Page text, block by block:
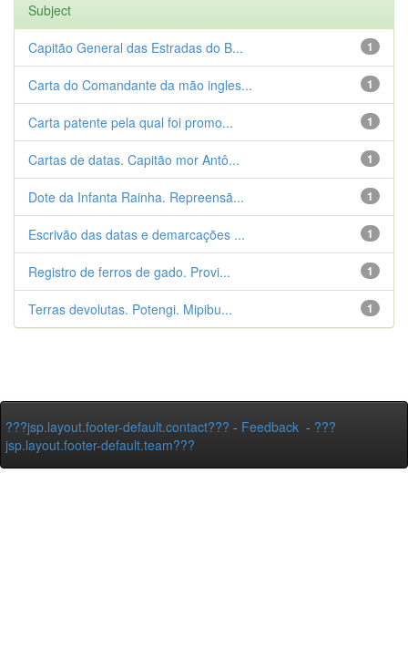
Subject
1
Capitão General das Estradas do B...
1
Carta do Comandante da mão ingles...
1
Carta patente pela qual foi promo...
1
Cartas de datas. Capitão mor Antô...
1
Dote da Infanta Rainha. Repreensã...
1
Escrivão das datas e demarcações ...
1
Registro de ferros de gado. Provi...
1
Terras devolutas. Potengi. Mipibu...
???jsp.layout.footer-default.contact??? - Feedback - ???
jsp.layout.footer-default.team???